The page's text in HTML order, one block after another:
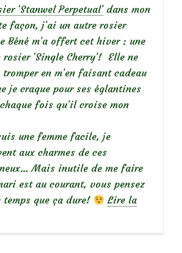
‘Stanwel Perpetual’dans mon
façon, j’ai un autre rosier
Béné m’a offert cet hiver : une
‘Single Cherry’! Elle ne
en m’en faisant cadeau
je craque pour ses églantines
fois qu’il croise mon
une femme facile, je
aux charmes de ces
Mais inutile de me faire
est au courant, vous pensez
que ça dure!
Lire la